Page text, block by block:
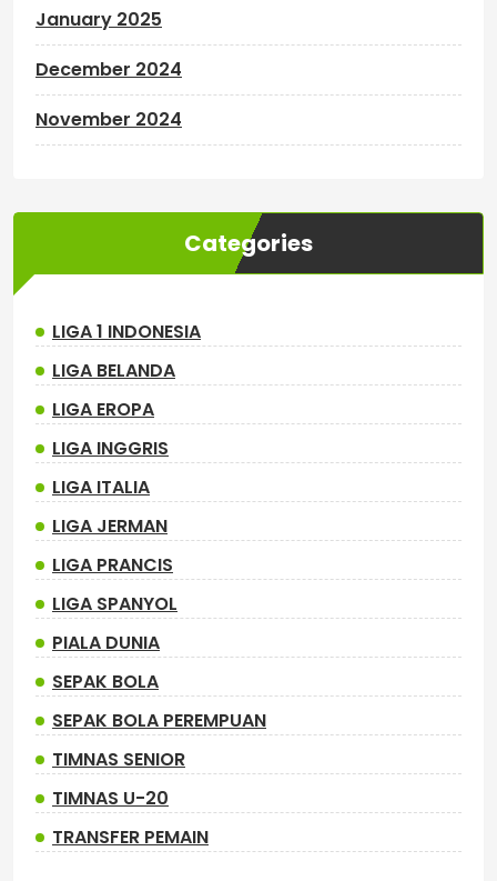
January 2025
December 2024
November 2024
Categories
LIGA 1 INDONESIA
LIGA BELANDA
LIGA EROPA
LIGA INGGRIS
LIGA ITALIA
LIGA JERMAN
LIGA PRANCIS
LIGA SPANYOL
PIALA DUNIA
SEPAK BOLA
SEPAK BOLA PEREMPUAN
TIMNAS SENIOR
TIMNAS U-20
TRANSFER PEMAIN